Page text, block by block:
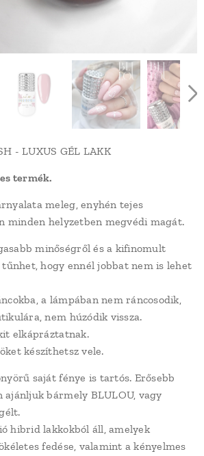
- LUXUS GÉL LAKK
termék.
meleg, enyhén tejes
minden helyzetben megvédi magát.
minőségről és a kifinomult
hogy ennél jobbat nem is lehet
a lámpában nem ráncosodik,
nem húzódik vissza.
elkápráztatnak.
készíthetsz vele.
saját fénye is tartós. Erősebb
ajánljuk bármely BLULOU, vagy
hibrid lakkokból áll, amelyek
fedése, valamint a kényelmes